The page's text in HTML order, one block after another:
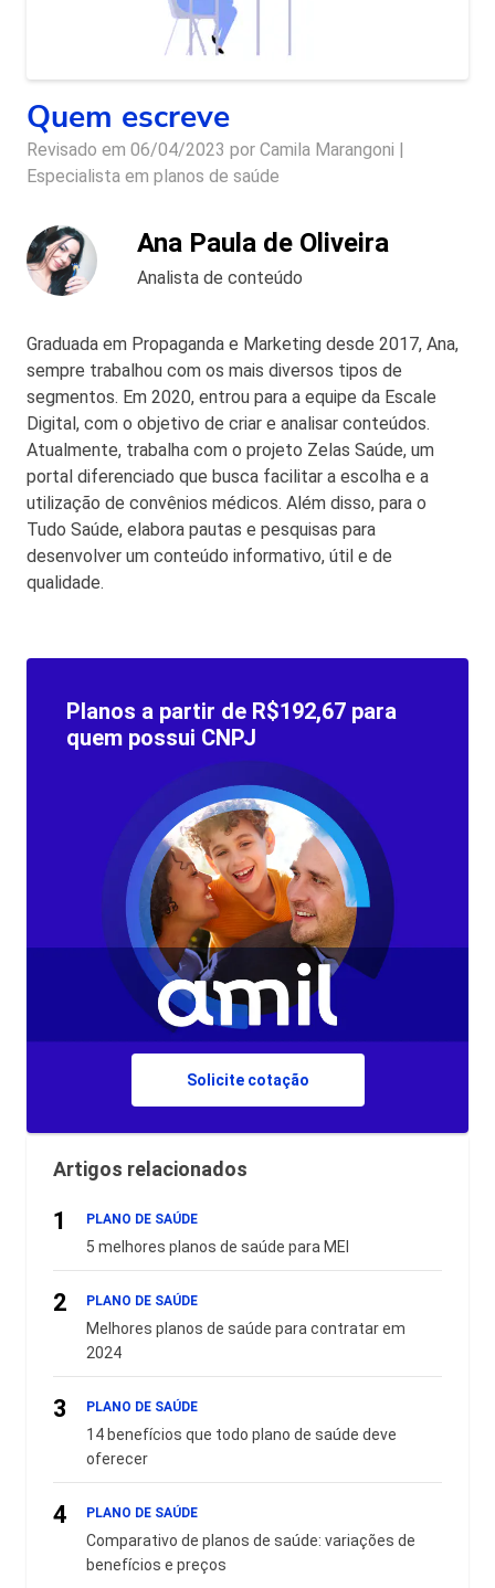
Quem escreve
Revisado em 06/04/2023 por Camila Marangoni |
Especialista em planos de saúde
Ana Paula de Oliveira
Analista de conteúdo
Graduada em Propaganda e Marketing desde 2017, Ana,
sempre trabalhou com os mais diversos tipos de
segmentos. Em 2020, entrou para a equipe da Escale
Digital, com o objetivo de criar e analisar conteúdos.
Atualmente, trabalha com o projeto Zelas Saúde, um
portal diferenciado que busca facilitar a escolha e a
utilização de convênios médicos. Além disso, para o
Tudo Saúde, elabora pautas e pesquisas para
desenvolver um conteúdo informativo, útil e de
qualidade.
Planos a partir de R$192,67 para
quem possui CNPJ
Solicite cotação
Artigos relacionados
1 PLANO DE SAÚDE
5 melhores planos de saúde para MEI
2 PLANO DE SAÚDE
Melhores planos de saúde para contratar em
2024
3 PLANO DE SAÚDE
14 benefícios que todo plano de saúde deve
oferecer
4 PLANO DE SAÚDE
Comparativo de planos de saúde: variações de
benefícios e preços